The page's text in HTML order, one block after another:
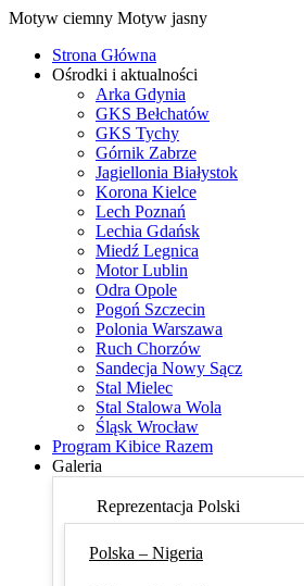
Motyw ciemny Motyw jasny
Strona Główna
Ośrodki i aktualności
Arka Gdynia
GKS Bełchatów
GKS Tychy
Górnik Zabrze
Jagiellonia Białystok
Korona Kielce
Lech Poznań
Lechia Gdańsk
Miedź Legnica
Motor Lublin
Odra Opole
Pogoń Szczecin
Polonia Warszawa
Ruch Chorzów
Sandecja Nowy Sącz
Stal Mielec
Stal Stalowa Wola
Śląsk Wrocław
Program Kibice Razem
Galeria
Reprezentacja Polski
Polska – Nigeria